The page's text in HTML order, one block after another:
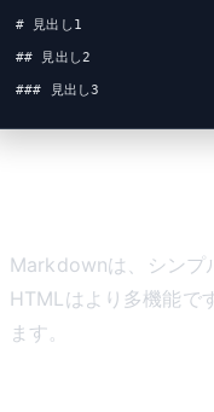
# 見出し1
## 見出し2
### 見出し3
Markdownは、シンプ
HTMLはより多機能で
ます。